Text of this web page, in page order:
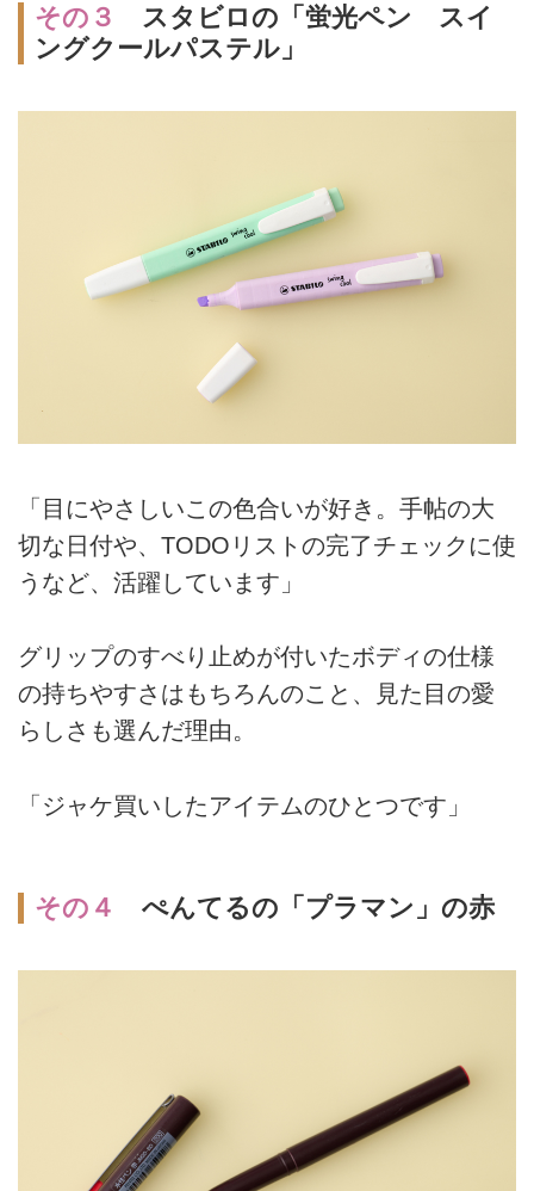
その３
スタビロの「蛍光ペン スイ
ングクールパステル」
「目にやさしいこの色合いが好き。手帖の大
切な日付や、TODOリストの完了チェックに使
うなど、活躍しています」
グリップのすべり止めが付いたボディの仕様
の持ちやすさはもちろんのこと、見た目の愛
らしさも選んだ理由。
「ジャケ買いしたアイテムのひとつです」
その４ ぺんてるの「プラマン」の赤